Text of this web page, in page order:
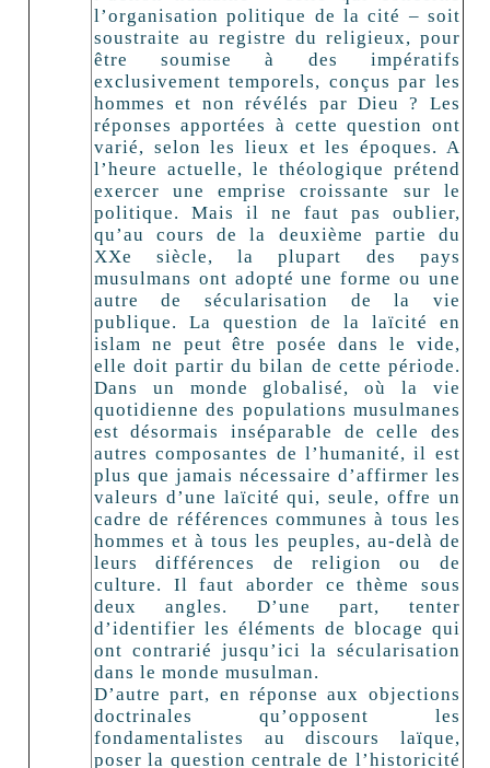
l’organisation politique de la cité – soit
soustraite au registre du religieux, pour
être soumise à des impératifs
exclusivement temporels, conçus par les
hommes et non révélés par Dieu ? Les
réponses apportées à cette question ont
varié, selon les lieux et les époques. A
l’heure actuelle, le théologique prétend
exercer une emprise croissante sur le
politique. Mais il ne faut pas oublier,
qu’au cours de la deuxième partie du
XXe siècle, la plupart des pays
musulmans ont adopté une forme ou une
autre de sécularisation de la vie
publique. La question de la laïcité en
islam ne peut être posée dans le vide,
elle doit partir du bilan de cette période.
Dans un monde globalisé, où la vie
quotidienne des populations musulmanes
est désormais inséparable de celle des
autres composantes de l’humanité, il est
plus que jamais nécessaire d’affirmer les
valeurs d’une laïcité qui, seule, offre un
cadre de références communes à tous les
hommes et à tous les peuples, au-delà de
leurs différences de religion ou de
culture. Il faut aborder ce thème sous
deux angles. D’une part, tenter
d’identifier les éléments de blocage qui
ont contrarié jusqu’ici la sécularisation
dans le monde musulman.
D’autre part, en réponse aux objections
doctrinales qu’opposent les
fondamentalistes au discours laïque,
poser la question centrale de l’historicité